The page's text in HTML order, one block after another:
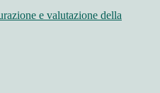
e valutazione della